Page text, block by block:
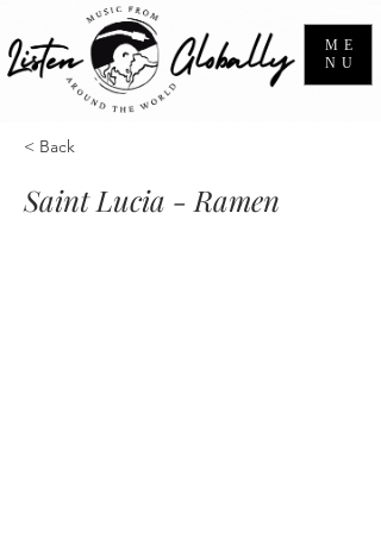
ME
NU
< Back
Saint Lucia - Ramen